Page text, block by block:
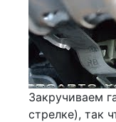
Закручиваем
стрелке), так